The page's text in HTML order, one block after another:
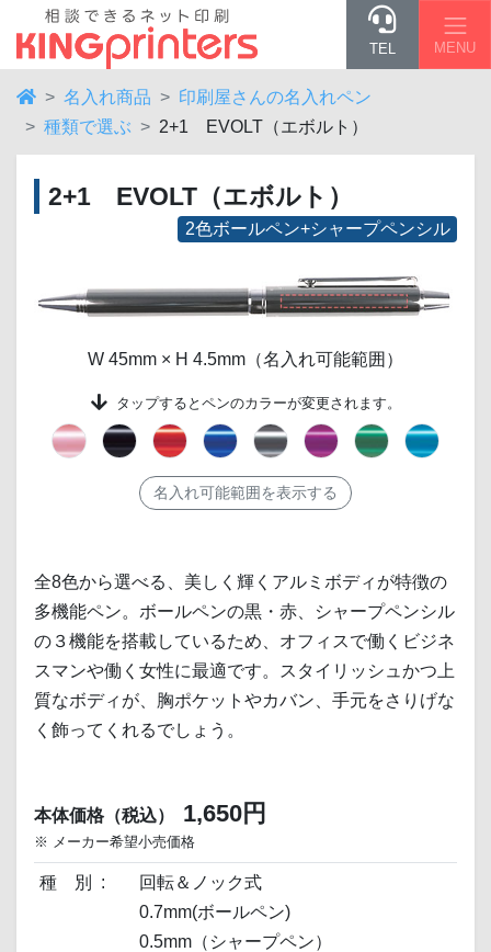
TEL MENU
名入れ商品
印刷屋さんの名入れペン
種類で選ぶ
2+1 EVOLT（エボルト）
2+1 EVOLT（エボルト）
2色ボールペン+シャープペンシル
W 45mm × H 4.5mm（名入れ可能範囲）
タップする とペンのカラーが変更されます。
名入れ可能範囲を表示する
全8色から選べる、美しく輝くアルミボディが特徴の
多機能ペン。ボールペンの黒・赤、シャープペンシル
の３機能を搭載しているため、オフィスで働くビジネ
スマンや働く女性に最適です。スタイリッシュかつ上
質なボディが、胸ポケットやカバン、手元をさりげな
く飾ってくれるでしょう。
本体価格（税込） 1,650円
※ メーカー希望小売価格
種 別
回転＆ノック式
0.7mm(ボールペン)
0.5mm（シャープペン）